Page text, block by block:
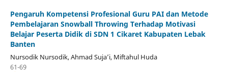
Pengaruh Kompetensi Profesional Guru PAI dan Metode
Pembelajaran Snowball Throwing Terhadap Motivasi
Belajar Peserta Didik di SDN 1 Cikaret Kabupaten Lebak
Banten
Nursodik Nursodik, Ahmad Suja’i, Miftahul Huda
61-69